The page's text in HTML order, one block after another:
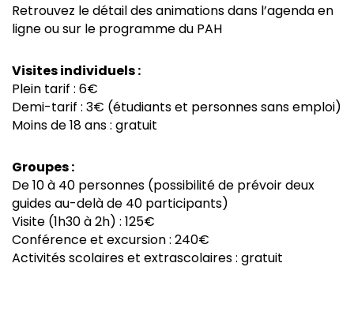
Retrouvez le détail des animations dans l’agenda en
ligne ou sur le programme du PAH
Visites individuels :
Plein tarif : 6€
Demi-tarif : 3€ (étudiants et personnes sans emploi)
Moins de 18 ans : gratuit
Groupes :
De 10 à 40 personnes (possibilité de prévoir deux
guides au-delà de 40 participants)
Visite (1h30 à 2h) : 125€
Conférence et excursion : 240€
Activités scolaires et extrascolaires : gratuit